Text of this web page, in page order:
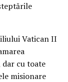
Vatican II
dar cu toate
misionare